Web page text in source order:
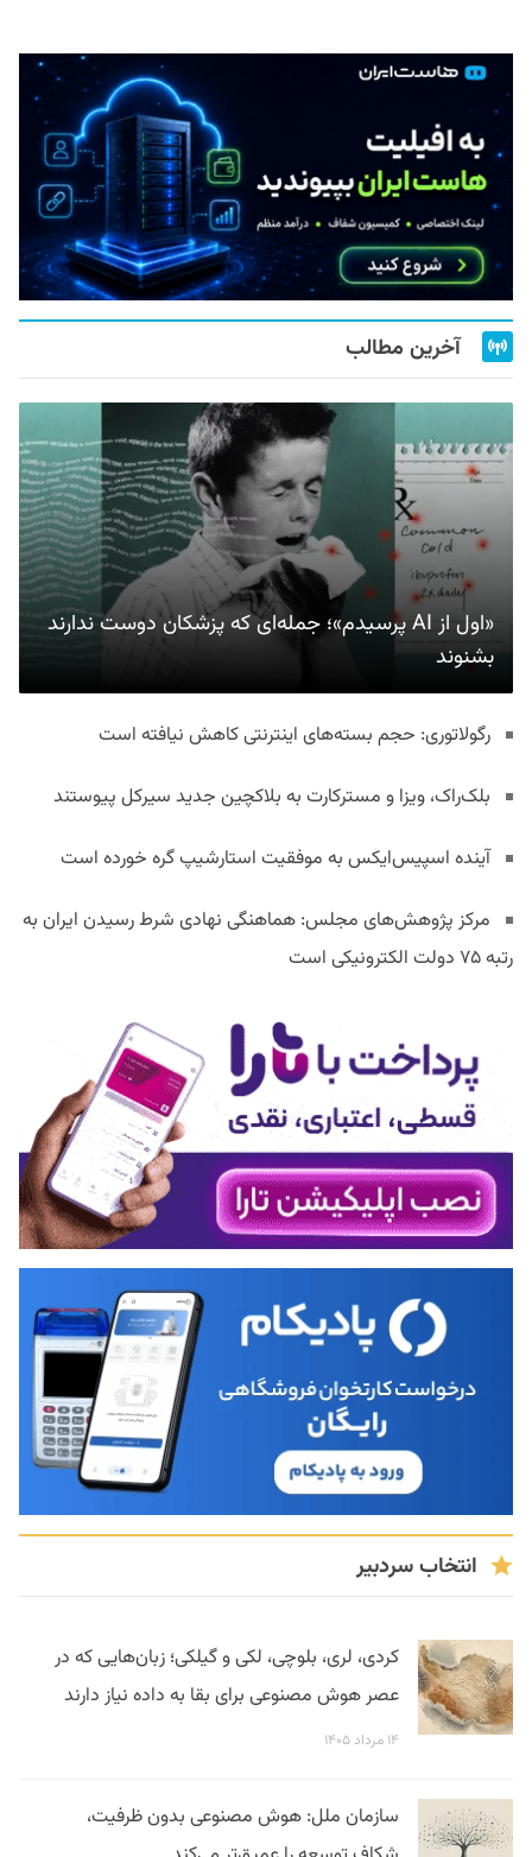
آخرین مطالب
«اول از AI پرسیدم»؛ جمله‌ای که پزشکان دوست ندارند
بشنوند
رگولاتوری: حجم بسته‌های اینترنتی کاهش نیافته است
بلک‌راک، ویزا و مسترکارت به بلاکچین جدید سیرکل پیوستند
آینده اسپیس‌ایکس به موفقیت استارشیپ گره خورده است
مرکز پژوهش‌های مجلس: هماهنگی نهادی شرط رسیدن ایران به
رتبه ۷۵ دولت الکترونیکی است
انتخاب سردبیر
کردی، لری، بلوچی، لکی و گیلکی؛ زبان‌هایی که در
عصر هوش مصنوعی برای بقا به داده نیاز دارند
۱۴ مرداد ۱۴۰۵
سازمان ملل: هوش مصنوعی بدون ظرفیت،